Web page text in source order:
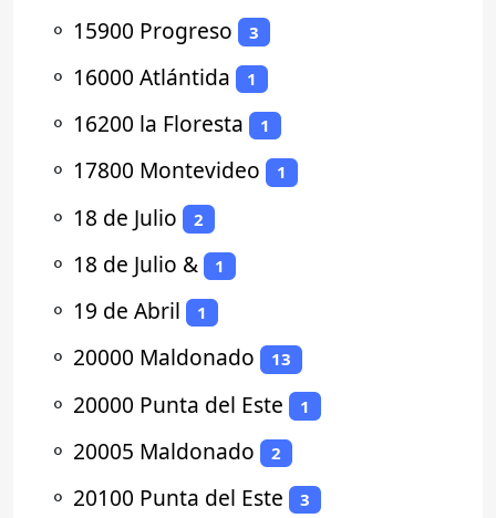
⚬ 15900 Progreso 3
⚬ 16000 Atlántida 1
⚬ 16200 la Floresta 1
⚬ 17800 Montevideo 1
⚬ 18 de Julio 2
⚬ 18 de Julio & 1
⚬ 19 de Abril 1
⚬ 20000 Maldonado 13
⚬ 20000 Punta del Este 1
⚬ 20005 Maldonado 2
⚬ 20100 Punta del Este 3